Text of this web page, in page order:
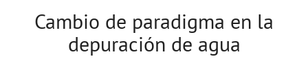
Cambio de paradigma en la
depuración de agua